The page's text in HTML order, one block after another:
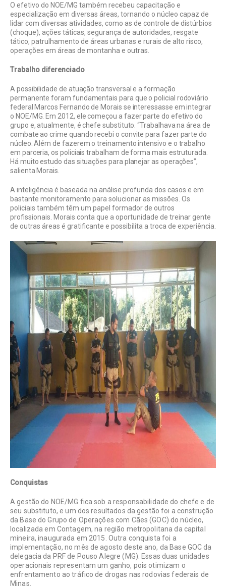
O efetivo do NOE/MG também recebeu capacitação e
especialização em diversas áreas, tornando o núcleo capaz de
lidar com diversas atividades, como as de controle de distúrbios
(choque), ações táticas, segurança de autoridades, resgate
tático, patrulhamento de áreas urbanas e rurais de alto risco,
operações em áreas de montanha e outras.
Trabalho diferenciado
A possibilidade de atuação transversal e a formação
permanente foram fundamentais para que o policial rodoviário
federal Marcos Fernando de Morais se interessasse em integrar
o NOE/MG. Em 2012, ele começou a fazer parte do efetivo do
grupo e, atualmente, é chefe substituto. “Trabalhava na área de
combate ao crime quando recebi o convite para fazer parte do
núcleo. Além de fazerem o treinamento intensivo e o trabalho
em parceria, os policiais trabalham de forma mais estruturada.
Há muito estudo das situações para planejar as operações”,
salienta Morais.
A inteligência é baseada na análise profunda dos casos e em
bastante monitoramento para solucionar as missões. Os
policiais também têm um papel formador de outros
profissionais. Morais conta que a oportunidade de treinar gente
de outras áreas é gratificante e possibilita a troca de experiência.
Conquistas
A gestão do NOE/MG fica sob a responsabilidade do chefe e de
seu substituto, e um dos resultados da gestão foi a construção
da Base do Grupo de Operações com Cães (GOC) do núcleo,
localizada em Contagem, na região metropolitana da capital
mineira, inaugurada em 2015. Outra conquista foi a
implementação, no mês de agosto deste ano, da Base GOC da
delegacia da PRF de Pouso Alegre (MG). Essas duas unidades
operacionais representam um ganho, pois otimizam o
enfrentamento ao tráfico de drogas nas rodovias federais de
Minas.